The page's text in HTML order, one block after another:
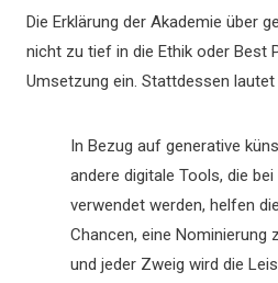
Die Erklärung der Akademie über
nicht zu tief in die Ethik oder Best
Umsetzung ein. Stattdessen lautet
In Bezug auf generative
andere digitale Tools, die
verwendet werden, helfen
Chancen, eine Nominierung
und jeder Zweig wird die